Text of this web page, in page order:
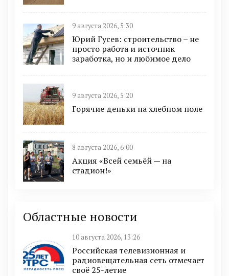
9 августа 2026, 5:30
Юрий Гусев: строительство – не
просто работа и источник
заработка, но и любимое дело
9 августа 2026, 5:20
Горячие деньки на хлебном поле
8 августа 2026, 6:00
Акция «Всей семьёй — на
стадион!»
Областные новости
10 августа 2026, 13:26
Российская телевизионная и
радиовещательная сеть отмечает
своё 25-летие